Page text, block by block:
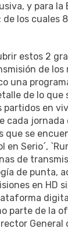
y para la
los cuales
estos 2
de los
una
de lo que
partidos en
cada jornada
que se
en Serio´,
de
de punta,
en HD
parte de la
General